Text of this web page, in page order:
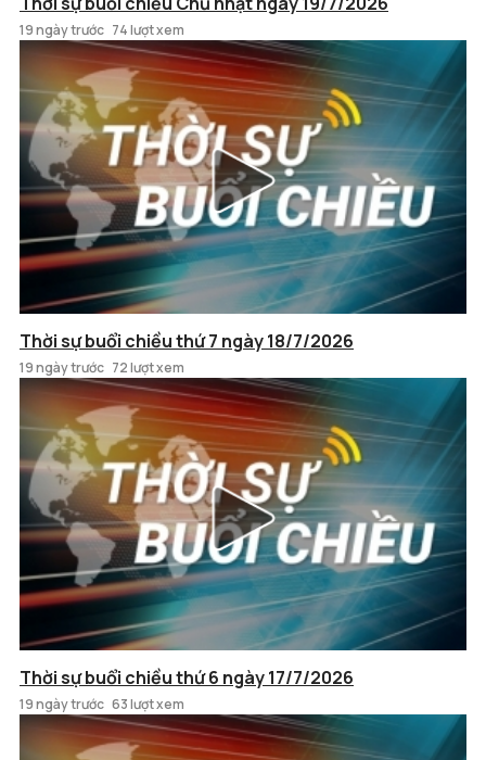
19 ngày trước 74 lượt xem
Thời sự buổi chiều thứ 7 ngày 18/7/2026
19 ngày trước 72 lượt xem
Thời sự buổi chiều thứ 6 ngày 17/7/2026
19 ngày trước 63 lượt xem